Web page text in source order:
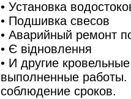
• Установка
• Подшивка свесов
• Аварийный ремонт
• Є відновлення
• И другие
выполненные работы.
соблюдение сроков.